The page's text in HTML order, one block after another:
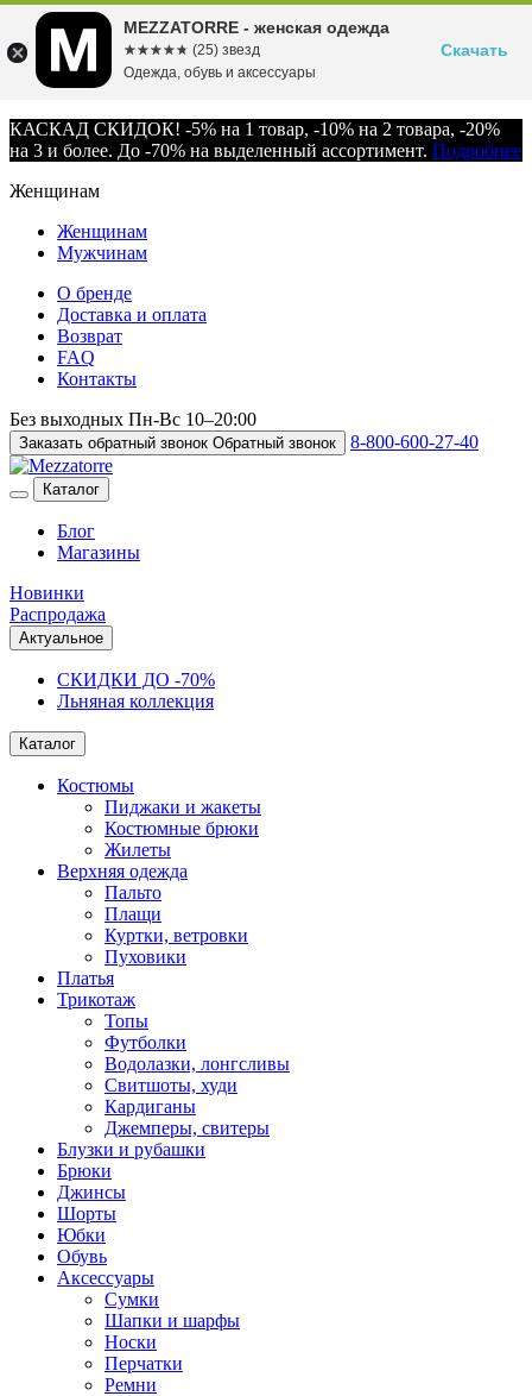
КАСКАД СКИДОК! -5% на 1 товар, -10% на 2 товара, -20%
на 3 и более. До -70% на выделенный ассортимент. Подробнее
Женщинам
Женщинам
Мужчинам
О бренде
Доставка и оплата
Возврат
FAQ
Контакты
Без выходных Пн-Вс 10–20:00
Заказать обратный звонок Обратный звонок 8-800-600-27-40
Каталог
Блог
Магазины
Новинки
Распродажа
Актуальное
СКИДКИ ДО -70%
Льняная коллекция
Каталог
Костюмы
Пиджаки и жакеты
Костюмные брюки
Жилеты
Верхняя одежда
Пальто
Плащи
Куртки, ветровки
Пуховики
Платья
Трикотаж
Топы
Футболки
Водолазки, лонгсливы
Свитшоты, худи
Кардиганы
Джемперы, свитеры
Блузки и рубашки
Брюки
Джинсы
Шорты
Юбки
Обувь
Аксессуары
Сумки
Шапки и шарфы
Носки
Перчатки
Ремни
MEZZATORRE - женская одежда
☆☆☆☆☆
★★★★★ (25) звезд
Одежда, обувь и аксессуары
Скачать